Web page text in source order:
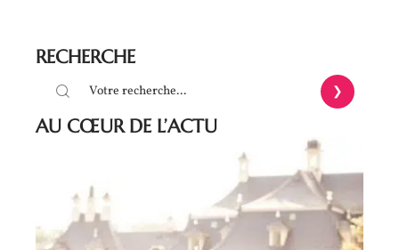
RECHERCHE
AU CŒUR DE L’ACTU